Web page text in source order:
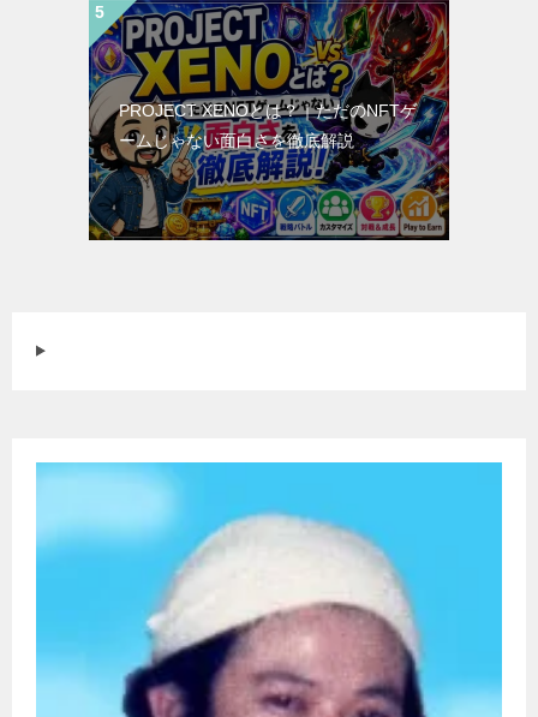
PROJECT XENOとは？｜ただのNFTゲ
ームじゃない面白さを徹底解説